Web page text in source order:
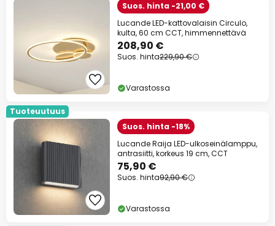
Suos. hinta -21,00 €
Lucande LED-kattovalaisin Circulo,
kulta, 60 cm CCT, himmennettävä
208,90 €
Suos. hinta229,90 €
Varastossa
Tuoteuutuus
Suos. hinta -18%
Lucande Raija LED-ulkoseinälamppu,
antrasiitti, korkeus 19 cm, CCT
75,90 €
Suos. hinta92,90 €
Varastossa